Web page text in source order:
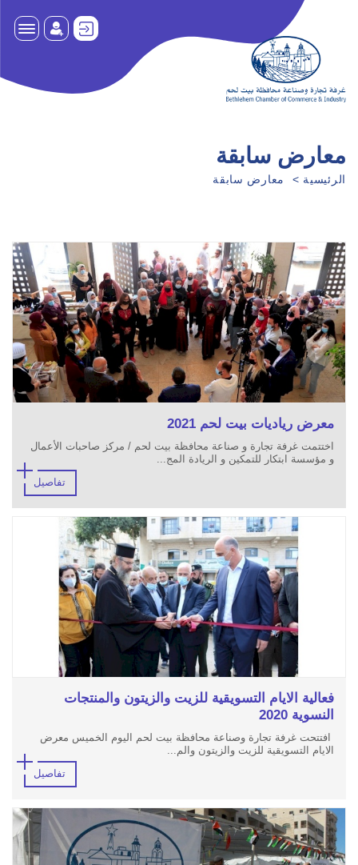
معارض سابقة
الرئيسية معارض سابقة
معرض رياديات بيت لحم 2021
اختتمت غرفة تجارة و صناعة محافظة بيت لحم / مركز صاحبات الأعمال
و مؤسسة ابتكار للتمكين و الريادة المج...
تفاصيل
فعالية الايام التسويقية للزيت والزيتون والمنتجات
النسوية 2020
افتتحت غرفة تجارة وصناعة محافظة بيت لحم اليوم الخميس معرض
الايام التسويقية للزيت والزيتون والم...
تفاصيل